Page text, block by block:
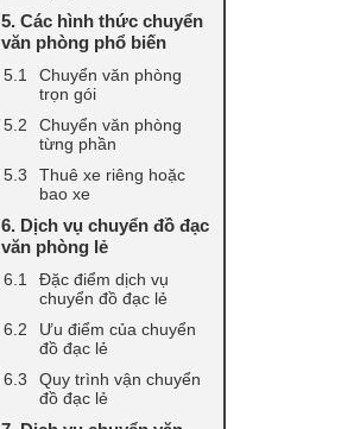
5. Các hình thức chuyển
văn phòng phổ biến
Chuyển văn phòng
trọn gói
Chuyển văn phòng
từng phần
Thuê xe riêng hoặc
bao xe
6. Dịch vụ chuyển đồ đạc
văn phòng lẻ
Đặc điểm dịch vụ
chuyển đồ đạc lẻ
Ưu điểm của chuyển
đồ đạc lẻ
Quy trình vận chuyển
đồ đạc lẻ